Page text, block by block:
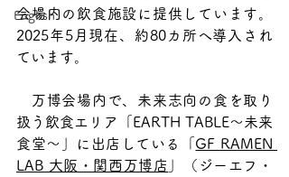
English
会場内の飲食施設に提供しています。
2025年5月現在、約80カ所へ導入され
ています。
万博会場内で、未来志向の食を取り
扱う飲食エリア「EARTH TABLE～未来
食堂～」に出店している「 GF RAMEN
LAB 大阪・関西万博店
」（ジーエフ・